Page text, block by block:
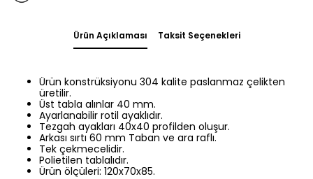
Ürün Açıklaması Taksit Seçenekleri
Ürün konstrüksiyonu 304 kalite paslanmaz çelikten
üretilir.
Üst tabla alınlar 40 mm.
Ayarlanabilir rotil ayaklıdır.
Tezgah ayakları 40x40 profilden oluşur.
Arkası sırtı 60 mm Taban ve ara raflı.
Tek çekmecelidir.
Polietilen tablalıdır.
Ürün ölçüleri: 120x70x85.